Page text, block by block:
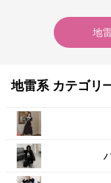
地
地雷系 カテゴリ